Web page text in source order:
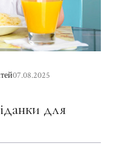
07.08.2025
для